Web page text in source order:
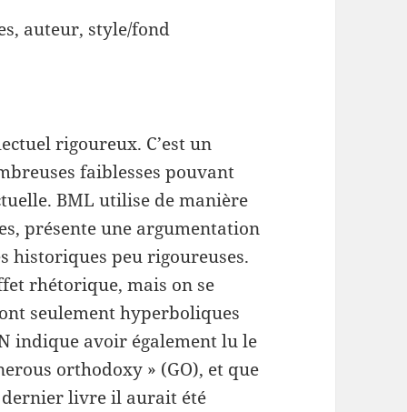
auteur, style/fond
rigoureux. C’est un
faiblesses pouvant
BML utilise de manière
présente une argumentation
historiques peu rigoureuses.
rhétorique, mais on se
seulement hyperboliques
indique avoir également lu le
orthodoxy » (GO), et que
dernier livre il aurait été